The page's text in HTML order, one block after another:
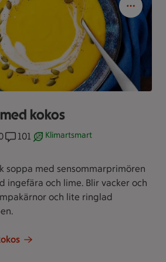
kokos
Receptet har 101 kommentarer
101 Receptet är ett klimartsmart
Klimartsmart
soppa med sensommarprimören
ingefära och lime. Blir vacker och
och lite ringlad